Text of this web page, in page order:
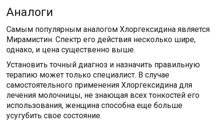
Аналоги
Самым популярным аналогом Хлоргексидина является
Мирамистин. Спектр его действия несколько шире,
однако, и цена существенно выше.
Установить точный диагноз и назначить правильную
терапию может только специалист. В случае
самостоятельного применения Хлоргексидина для
лечения молочницы, не знающая всех тонкостей его
использования, женщина способна еще больше
усугубить свое состояние.